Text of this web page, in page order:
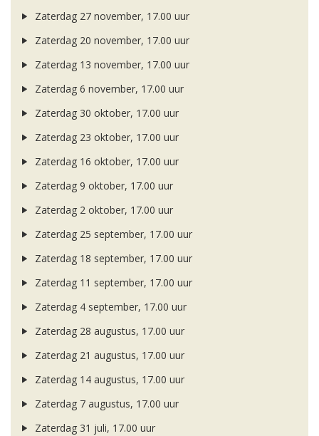
Zaterdag 27 november, 17.00 uur
Zaterdag 20 november, 17.00 uur
Zaterdag 13 november, 17.00 uur
Zaterdag 6 november, 17.00 uur
Zaterdag 30 oktober, 17.00 uur
Zaterdag 23 oktober, 17.00 uur
Zaterdag 16 oktober, 17.00 uur
Zaterdag 9 oktober, 17.00 uur
Zaterdag 2 oktober, 17.00 uur
Zaterdag 25 september, 17.00 uur
Zaterdag 18 september, 17.00 uur
Zaterdag 11 september, 17.00 uur
Zaterdag 4 september, 17.00 uur
Zaterdag 28 augustus, 17.00 uur
Zaterdag 21 augustus, 17.00 uur
Zaterdag 14 augustus, 17.00 uur
Zaterdag 7 augustus, 17.00 uur
Zaterdag 31 juli, 17.00 uur